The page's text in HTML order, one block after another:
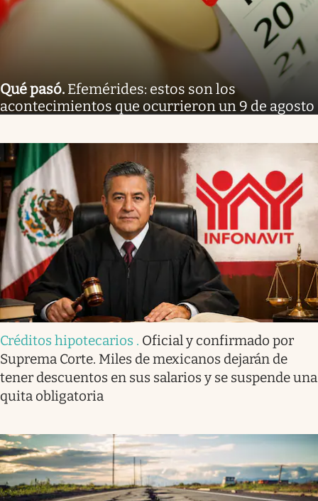
Qué pasó. Efemérides: estos son los
acontecimientos que ocurrieron un 9 de agosto
Créditos hipotecarios . Oficial y confirmado por
Suprema Corte. Miles de mexicanos dejarán de
tener descuentos en sus salarios y se suspende una
quita obligatoria